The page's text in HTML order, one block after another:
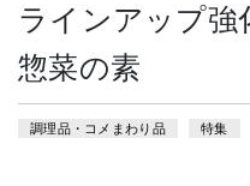
ラインアップ強
惣菜の素
調理品・コメまわり品 特集